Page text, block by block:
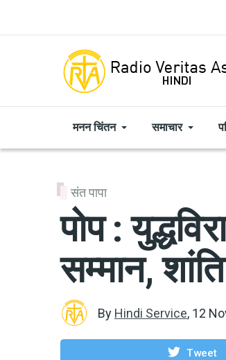
मनन चिंतन समाचार
संत पापा
पोप :
सम्मान,
By Hindi Service, 12
Tweet